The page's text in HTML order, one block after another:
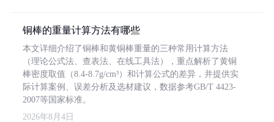
铜棒的重量计算方法有哪些
本文详细介绍了铜棒和黄铜棒重量的三种常用计算方法
（理论公式法、查表法、在线工具法），重点解析了黄铜
棒密度取值（8.4-8.7g/cm³）和计算公式的差异，并提供实
际计算案例、误差分析及选材建议，数据参考GB/T 4423-
2007等国家标准。
2026年8月4日